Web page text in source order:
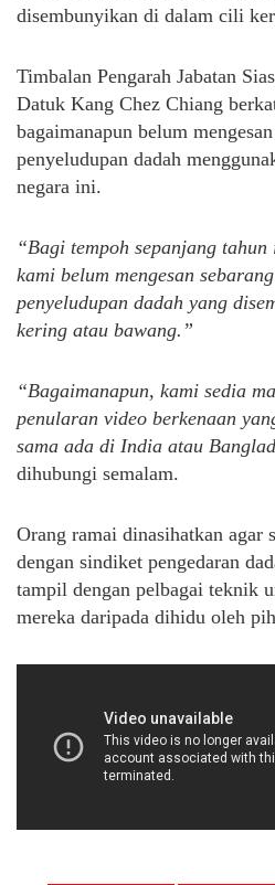
disembunyikan di dalam cili
Timbalan Pengarah Jabatan
Datuk Kang Chez Chiang
bagaimanapun belum
penyeludupan dadah
negara ini.
“Bagi tempoh sepanjang
kami belum mengesan
penyeludupan dadah yang
kering atau bawang.”
“Bagaimanapun, kami sedia
penularan video berkenaan
sama ada di India atau
dihubungi semalam.
Orang ramai dinasihatkan agar
dengan sindiket pengedaran
tampil dengan pelbagai teknik
mereka daripada dihidu oleh